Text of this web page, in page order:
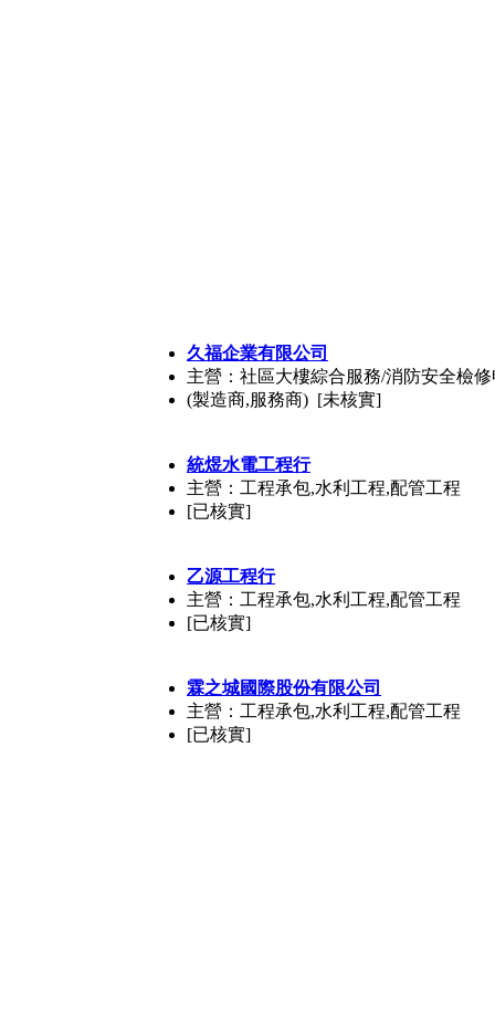
久福企業有限公司
主營：社區大樓綜合服務/消防安全檢
(製造商,服務商) [未核實]
統煜水電工程行
主營：工程承包,水利工程,配管工程
[已核實]
乙源工程行
主營：工程承包,水利工程,配管工程
[已核實]
霖之城國際股份有限公司
主營：工程承包,水利工程,配管工程
[已核實]